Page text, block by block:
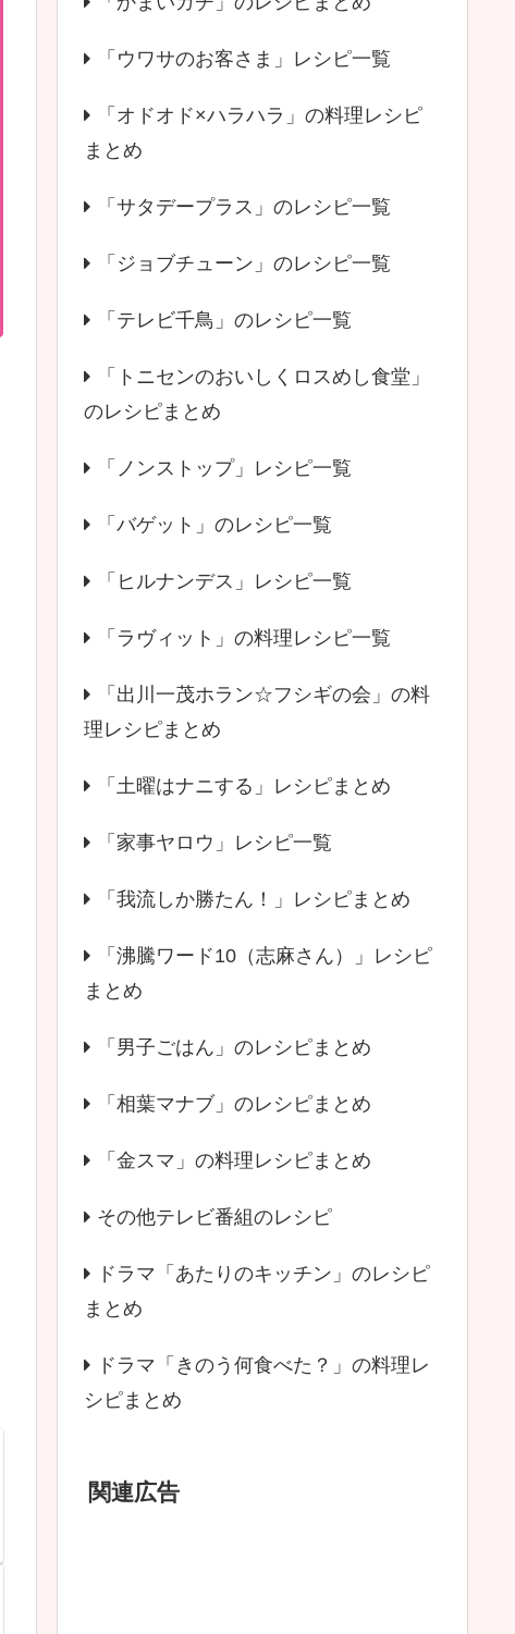
「ウワサのお客さま」レシピ一覧
「オドオド×ハラハラ」の料理レシピ
まとめ
「サタデープラス」のレシピ一覧
「ジョブチューン」のレシピ一覧
「テレビ千鳥」のレシピ一覧
「トニセンのおいしくロスめし食堂」
のレシピまとめ
「ノンストップ」レシピ一覧
「バゲット」のレシピ一覧
「ヒルナンデス」レシピ一覧
「ラヴィット」の料理レシピ一覧
「出川一茂ホラン☆フシギの会」の料
理レシピまとめ
「土曜はナニする」レシピまとめ
「家事ヤロウ」レシピ一覧
「我流しか勝たん！」レシピまとめ
「沸騰ワード10（志麻さん）」レシピ
まとめ
「男子ごはん」のレシピまとめ
「相葉マナブ」のレシピまとめ
「金スマ」の料理レシピまとめ
その他テレビ番組のレシピ
ドラマ「あたりのキッチン」のレシピ
まとめ
ドラマ「きのう何食べた？」の料理レ
シピまとめ
関連広告